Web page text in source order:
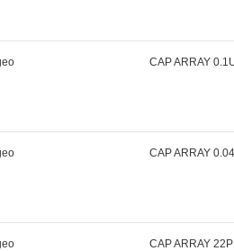
CAP ARRAY
CAP ARRAY
CAP ARRAY